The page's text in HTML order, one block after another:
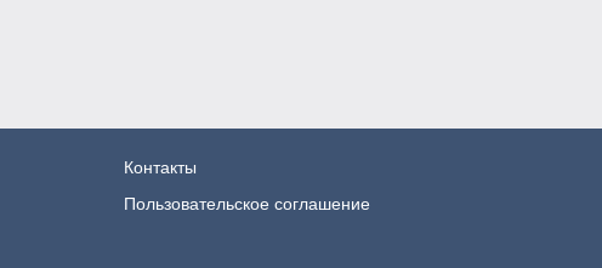
Контакты
Пользовательское соглашение